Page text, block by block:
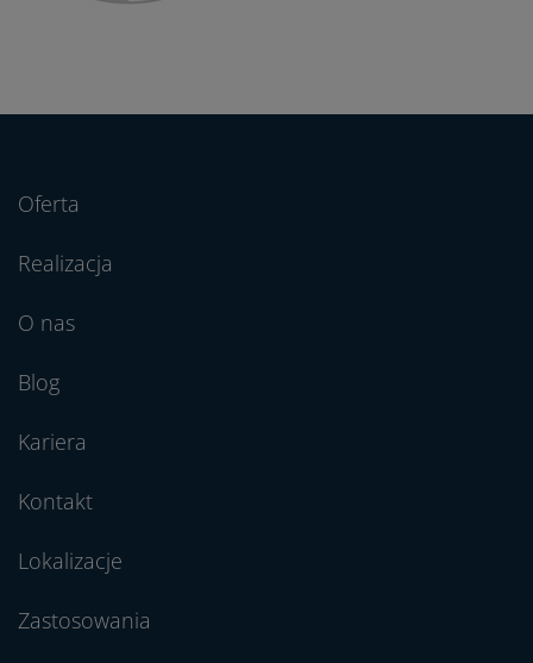
Oferta
Realizacja
O nas
Blog
Kariera
Kontakt
Lokalizacje
Zastosowania